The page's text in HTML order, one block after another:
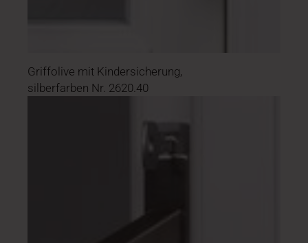
Griffolive mit Kindersicherung,
silberfarben Nr. 2620.40